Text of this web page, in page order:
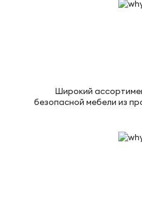
Широкий
безопасной мебели из